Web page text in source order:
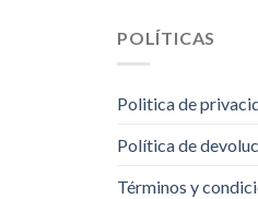
POLÍTICAS
Politica de
Política de
Términos y